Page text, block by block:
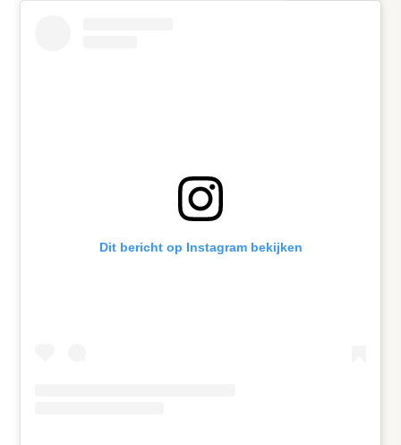
Dit bericht op Instagram bekijken